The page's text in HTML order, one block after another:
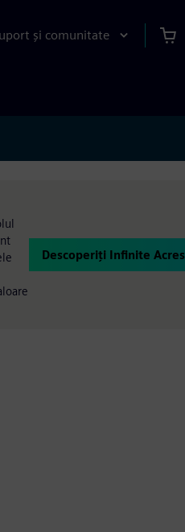
și comunitate
Descoperiți Infinite Acres